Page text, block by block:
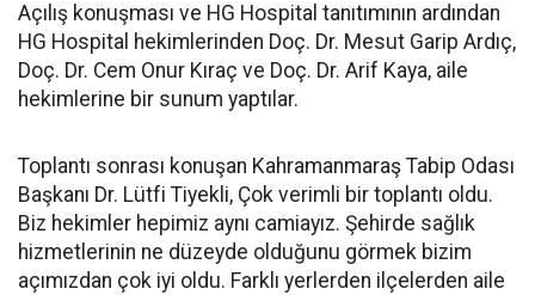
Açılış konuşması ve HG Hospital tanıtımının ardından
HG Hospital hekimlerinden Doç. Dr. Mesut Garip Ardıç,
Doç. Dr. Cem Onur Kıraç ve Doç. Dr. Arif Kaya, aile
hekimlerine bir sunum yaptılar.
Toplantı sonrası konuşan Kahramanmaraş Tabip Odası
Başkanı Dr. Lütfi Tiyekli, Çok verimli bir toplantı oldu.
Biz hekimler hepimiz aynı camiayız. Şehirde sağlık
hizmetlerinin ne düzeyde olduğunu görmek bizim
açımızdan çok iyi oldu. Farklı yerlerden ilçelerden aile